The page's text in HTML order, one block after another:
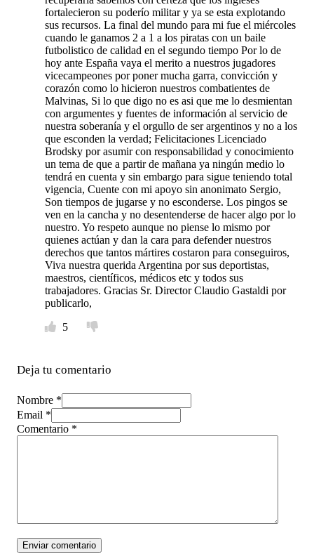
fortalecieron su poderío militar y ya se esta explotando
sus recursos. La final del mundo para mi fue el miércoles
cuando le ganamos 2 a 1 a los piratas con un baile
futbolistico de calidad en el segundo tiempo Por lo de
hoy ante España vaya el merito a nuestros jugadores
vicecampeones por poner mucha garra, convicción y
corazón como lo hicieron nuestros combatientes de
Malvinas, Si lo que digo no es asi que me lo desmientan
con argumentes y fuentes de información al servicio de
nuestra soberanía y el orgullo de ser argentinos y no a los
que esconden la verdad; Felicitaciones Licenciado
Brodsky por asumir con responsabilidad y conocimiento
un tema de que a partir de mañana ya ningún medio lo
tendrá en cuenta y sin embargo para sigue teniendo total
vigencia, Cuente con mi apoyo sin anonimato Sergio,
Son tiempos de jugarse y no esconderse. Los pingos se
ven en la cancha y no desentenderse de hacer algo por lo
nuestro. Yo respeto aunque no piense lo mismo por
quienes actúan y dan la cara para defender nuestros
derechos que tantos mártires costaron para conseguiros,
Viva nuestra querida Argentina por sus deportistas,
maestros, científicos, médicos etc y todos sus
trabajadores. Gracias Sr. Director Claudio Gastaldi por
publicarlo,
5
Deja tu comentario
Nombre *
Email *
Comentario *